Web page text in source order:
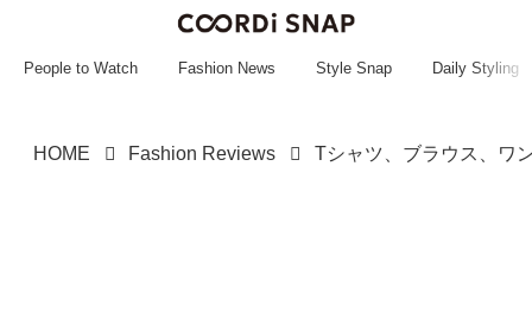
~~~~~~~~~~~
People to Watch Fashion News Style Snap Daily Styling
HOME Fashion Reviews